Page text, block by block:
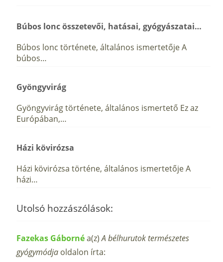
Búbos lonc összetevői, hatásai, gyógyászatai…
Búbos lonc története, általános ismertetője A
búbos…
Gyöngyvirág
Gyöngyvirág története, általános ismertető Ez az
Európában,…
Házi kövirózsa
Házi kövirózsa történe, általános ismertetője A
házi…
Utolsó hozzászólások:
Fazekas Gábornéa(z)A bélhurutok természetes
gyógymódja oldalon írta: